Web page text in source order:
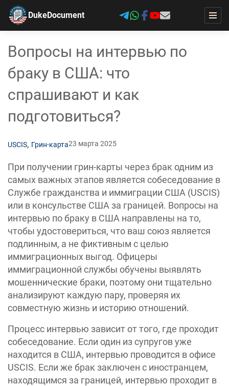
DukeDocument
Вопросы на интервью по
браку в США: что
спрашивают и как
подготовиться?
USCIS, Грин-карта23 марта 2025
При получении грин-карты через брак одним из
самых важных этапов является собеседование в
Службе гражданства и иммиграции США (USCIS)
или в консульстве США за границей. Вопросы на
интервью по браку в США направлены на то,
чтобы удостовериться, что ваш союз является
подлинным, а не фиктивным с целью
иммиграционных выгод. Офицеры
иммиграционной службы обучены выявлять
мошеннические браки, поэтому они тщательно
анализируют каждую пару, проверяя их
совместную жизнь и историю отношений.
Процесс интервью зависит от того, где проходит
собеседование. Если один из супругов уже
находится в США, интервью проводится в офисе
USCIS. Если же брак заключен с иностранцем,
находящимся за границей, интервью проходит в